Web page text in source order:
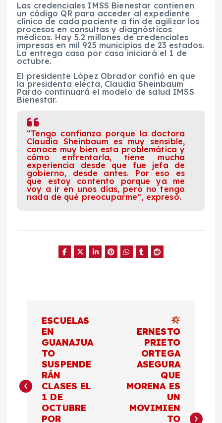
Las credenciales IMSS Bienestar contienen
un código QR para acceder al expediente
clínico de cada paciente a fin de agilizar los
procesos en consultas y diagnósticos
médicos. Hay 5.2 millones de credenciales
impresas en mil 925 municipios de 23 estados.
La entrega casa por casa iniciará el 1 de
octubre.
El presidente López Obrador confió en que
la presidenta electa, Claudia Sheinbaum
Pardo continuará el modelo de salud IMSS
Bienestar.
“Tengo confianza porque la doctora
Claudia Sheinbaum es muy sensible,
conoce muy bien esta problemática y
cómo enfrentarla, tiene mucha
experiencia desde que fue jefa de
gobierno, desde antes. Por eso es
que estoy contento porque ya me
voy a ir en unos días, pero no tengo
nada de qué preocuparme”, expresó.
e
ESCUELAS
EN
GUANAJUA
TO
SUSPENDE
RÁN
CLASES EL
1 DE
OCTUBRE
POR
ERNESTO
PRIETO
ORTEGA
ASEGURA
QUE
MORENA ES
UN
MOVIMIEN
TO